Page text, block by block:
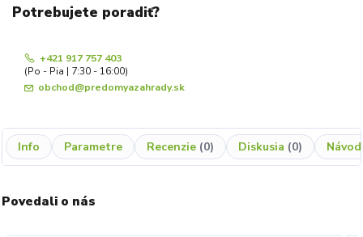
Potrebujete poradiť?
+421 917 757 403
(Po - Pia | 7:30 - 16:00)
obchod@predomyazahrady.sk
Info Parametre Recenzie 0 Diskusia 0
Povedali o nás